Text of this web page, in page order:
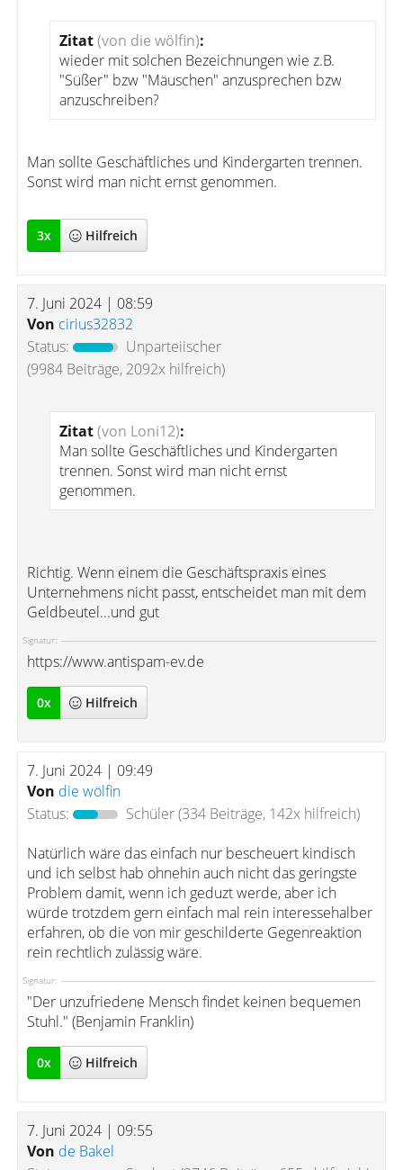
Zitat(von die wölfin):
wieder mit solchen Bezeichnungen wie z.B.
"Süßer" bzw "Mäuschen" anzusprechen bzw
anzuschreiben?
Man sollte Geschäftliches und Kindergarten trennen.
Sonst wird man nicht ernst genommen.
3x Hilfreich
7. Juni 2024 | 08:59
Von cirius32832
Status:
Unparteiischer
(9984 Beiträge, 2092x hilfreich)
Zitat(von Loni12):
Man sollte Geschäftliches und Kindergarten
trennen. Sonst wird man nicht ernst
genommen.
Richtig. Wenn einem die Geschäftspraxis eines
Unternehmens nicht passt, entscheidet man mit dem
Geldbeutel...und gut
Signatur:
https://www.antispam-ev.de
0x Hilfreich
7. Juni 2024 | 09:49
Von die wölfin
Status:
Schüler(334 Beiträge, 142x hilfreich)
Natürlich wäre das einfach nur bescheuert kindisch
und ich selbst hab ohnehin auch nicht das geringste
Problem damit, wenn ich geduzt werde, aber ich
würde trotzdem gern einfach mal rein interessehalber
erfahren, ob die von mir geschilderte Gegenreaktion
rein rechtlich zulässig wäre.
Signatur:
"Der unzufriedene Mensch findet keinen bequemen
Stuhl." (Benjamin Franklin)
0x Hilfreich
7. Juni 2024 | 09:55
Von de Bakel